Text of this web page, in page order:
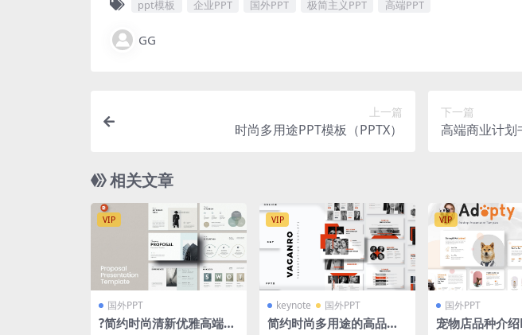
ppt模板 企业PPT 国外PPT 极简主义PPT 高端PPT
GG
上一篇
时尚多用途PPT模板（PPTX）
下一篇
高端商业计划
相关文章
VIP
国外PPT
?简约时尚清新优雅高端多
VIP
keynote 国外PPT
简约时尚多用途的高品质
VIP
国外PPT
宠物店品种介绍